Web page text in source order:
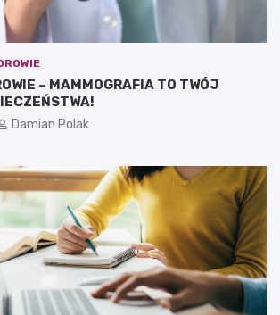
– MAMMOGRAFIA TO TWÓJ
Damian Polak